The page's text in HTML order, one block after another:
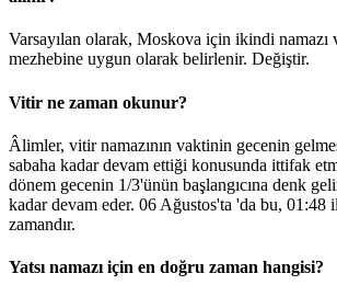
Varsayılan olarak, Moskova için ikindi namazı
mezhebine uygun olarak belirlenir. Değiştir.
Vitir ne zaman okunur?
Âlimler, vitir namazının vaktinin gecenin
sabaha kadar devam ettiği konusunda ittifak
dönem gecenin 1/3'ünün başlangıcına denk
kadar devam eder. 06 Ağustos'ta 'da bu, 01:48
zamandır.
Yatsı namazı için en doğru zaman hangisi?